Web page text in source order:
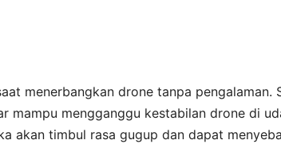
menerbangkan drone tanpa pengalaman.
mampu mengganggu kestabilan drone di
akan timbul rasa gugup dan dapat